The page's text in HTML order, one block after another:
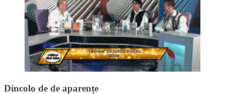
Dincolo de de aparențe